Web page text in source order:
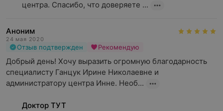
центра. Спасибо, что доверяете ...
Аноним
24 мая 2020
Отзыв подтвержден Рекомендую
Добрый день! Хочу выразить огромную благодарность
специалисту Ганцук Ирине Николаевне и
администратору центра Инне. Необ...
Доктор ТУТ